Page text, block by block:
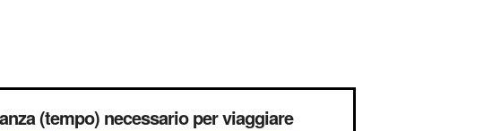
(tempo) necessario per viaggiare